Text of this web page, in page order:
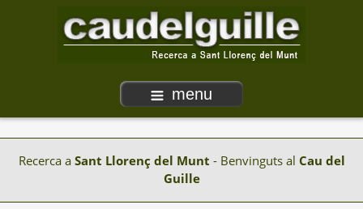
menu
Recerca a Sant Llorenç del Munt - Benvinguts al Cau del
Guille